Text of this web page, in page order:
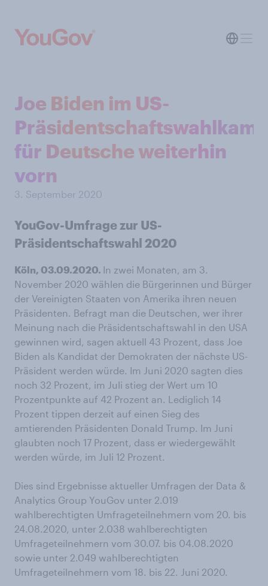
Joe Biden im US-
für Deutsche weiterhin
vorn
3. September 2020
YouGov-Umfrage zur US-
Präsidentschaftswahl 2020
Köln, 03.09.2020. In zwei Monaten, am 3.
November 2020 wählen die Bürgerinnen und Bürger
der Vereinigten Staaten von Amerika ihren neuen
Präsidenten. Befragt man die Deutschen, wer ihrer
Meinung nach die Präsidentschaftswahl in den USA
gewinnen wird, sagen aktuell 43 Prozent, dass Joe
Biden als Kandidat der Demokraten der nächste US-
Präsident werden würde. Im Juni 2020 sagten dies
noch 32 Prozent, im Juli stieg der Wert um 10
Prozentpunkte auf 42 Prozent an. Lediglich 14
Prozent tippen derzeit auf einen Sieg des
amtierenden Präsidenten Donald Trump. Im Juni
glaubten noch 17 Prozent, dass er wiedergewählt
werden würde, im Juli 12 Prozent.
Dies sind Ergebnisse aktueller Umfragen der Data &
Analytics Group YouGov unter 2.019
wahlberechtigten Umfrageteilnehmern vom 20. bis
24.08.2020, unter 2.038 wahlberechtigten
Umfrageteilnehmern vom 30.07. bis 04.08.2020
sowie unter 2.049 wahlberechtigten
Umfrageteilnehmern vom 18. bis 22. Juni 2020.